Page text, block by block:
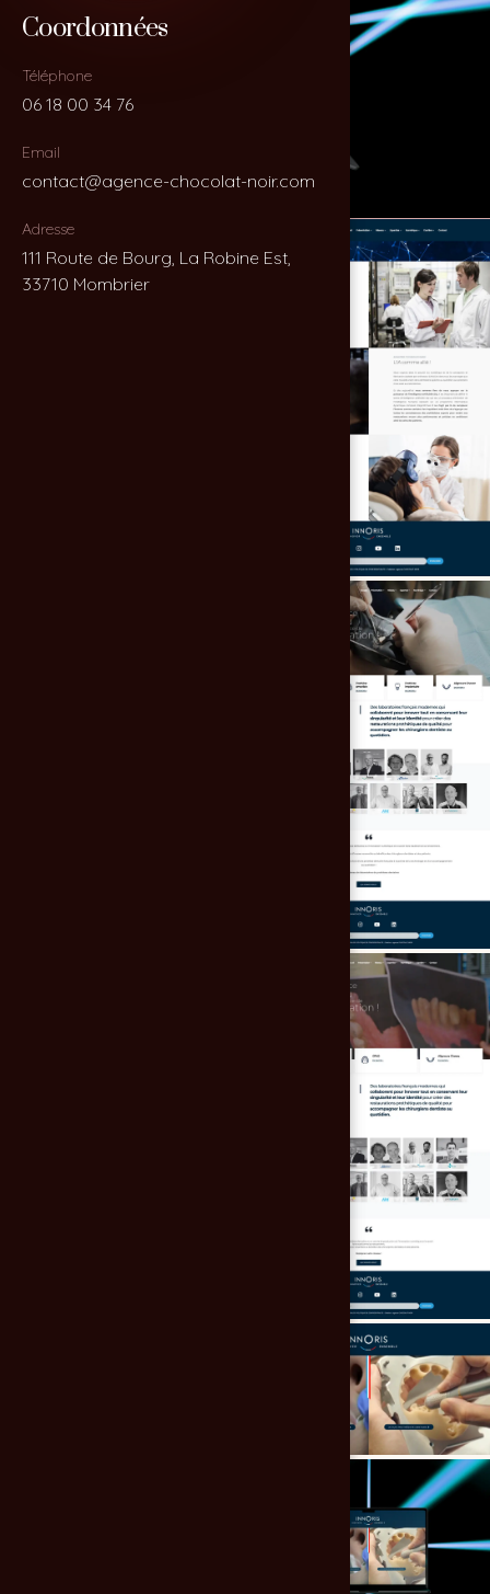
Coordonnées
Téléphone
06 18 00 34 76
Email
contact@agence-chocolat-noir.com
Adresse
111 Route de Bourg, La Robine Est,
33710 Mombrier
Coordonnées
Téléphone
06 18 00 34 76
Email
contact@agence-chocolat-noir.com
Adresse
111 Route de Bourg, La Robine Est,
33710 Mombrier